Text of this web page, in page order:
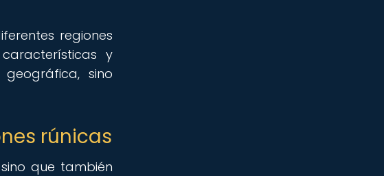
regiones
y
sino
rúnicas
que también